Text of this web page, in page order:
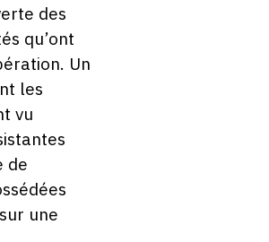
des
qu’ont
Un
les
vu
de
une